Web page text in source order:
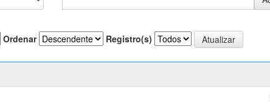
Ordenar Registro(s)